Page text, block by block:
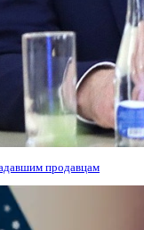
продавцам